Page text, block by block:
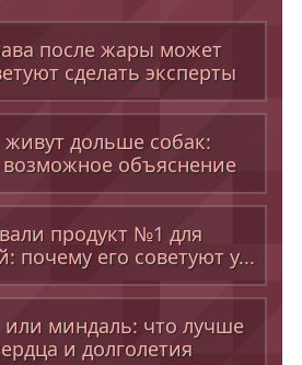
после жары может
сделать эксперты
дольше собак:
объяснение
продукт №1 для
почему его советуют у...
или миндаль: что лучше
и долголетия